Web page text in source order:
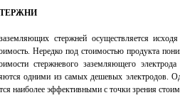
стержней осуществляется
Нередко под стоимостью продукта
стержневого заземляющего
одними из самых дешевых электродов.
наиболее эффективными с точки зрения